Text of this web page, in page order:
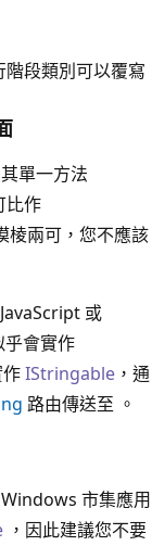
段類別可以覆寫
單一方法
比作
棱兩可，您不應該
或
乎會實作
IStringable ，通
路由傳送至 。
市集應用
，因此建議您不要